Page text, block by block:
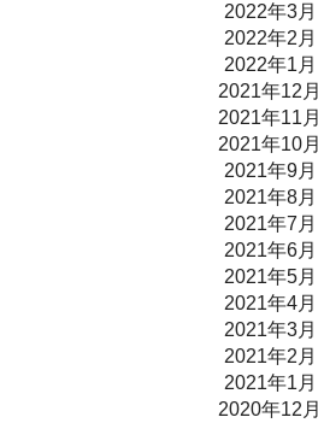
2022年3月
2022年2月
2022年1月
2021年12月
2021年11月
2021年10月
2021年9月
2021年8月
2021年7月
2021年6月
2021年5月
2021年4月
2021年3月
2021年2月
2021年1月
2020年12月